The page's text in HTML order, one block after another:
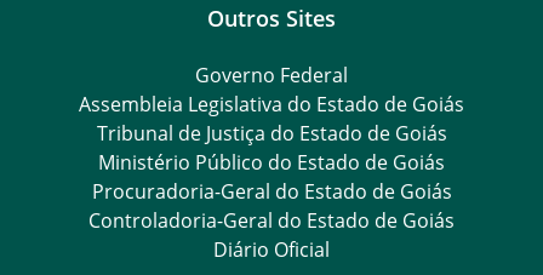
Outros Sites
Governo Federal
Assembleia Legislativa do Estado de Goiás
Tribunal de Justiça do Estado de Goiás
Ministério Público do Estado de Goiás
Procuradoria-Geral do Estado de Goiás
Controladoria-Geral do Estado de Goiás
Diário Oficial